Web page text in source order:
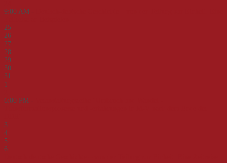
9:00 AM -
25
26
27
28
29
30
31
1
6:00 PM -
3
4
5
6